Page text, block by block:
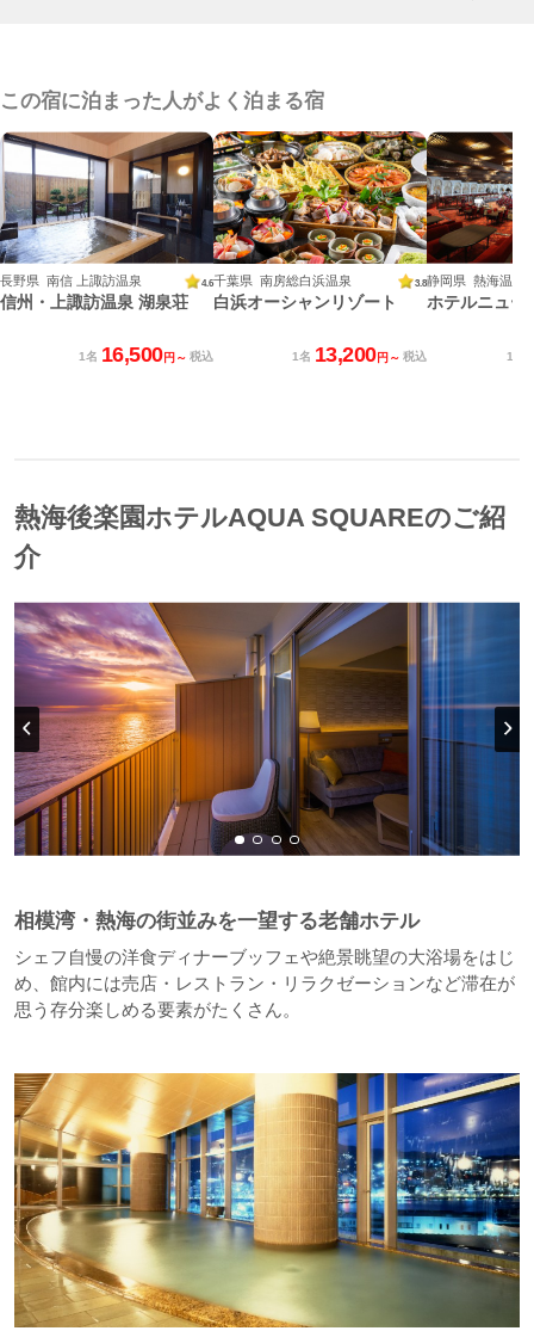
この宿に泊まった人がよく泊まる宿
長野県 南信 上諏訪温泉 4.6
信州・上諏訪温泉 湖泉荘
1名 16,500円～ 税込
千葉県 南房総白浜温泉 3.8
白浜オーシャンリゾート
1名 13,200円～ 税込
静岡県 熱海温泉
ホテルニュー
1名
熱海後楽園ホテルAQUA SQUAREのご紹
介
相模湾・熱海の街並みを一望する老舗ホテル
シェフ自慢の洋食ディナーブッフェや絶景眺望の大浴場をはじ
め、館内には売店・レストラン・リラクゼーションなど滞在が
思う存分楽しめる要素がたくさん。